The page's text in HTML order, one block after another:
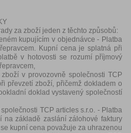
za zboží jeden z těchto způsobů:
kupujícím v objednávce - Platba
Kupní cena je splatná při
v hotovosti se rozumí příjmový
v provozovně společnosti TCP
převzetí zboží, přičemž dokladem o
doklad vystavený společností
TCP articles s.r.o. - Platba
na základě zaslání zálohové faktury
kupní cena považuje za uhrazenou